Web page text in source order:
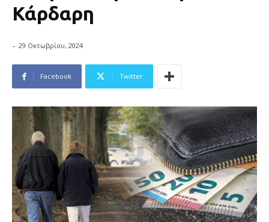
Κάρδαρη
- 29 Οκτωβρίου, 2024
Facebook Twitter